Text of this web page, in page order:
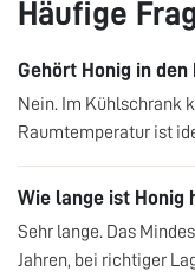
Häufige
Gehört Honig in
Nein. Im Kühlschrank
Raumtemperatur ist
Wie lange ist Honig
Sehr lange. Das
Jahren, bei richtiger